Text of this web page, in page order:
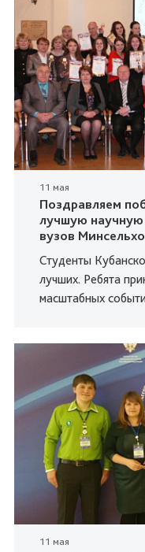
11 мая
Поздравляем
лучшую научную
вузов
Студенты
лучших. Ребята
масштабных
11 мая